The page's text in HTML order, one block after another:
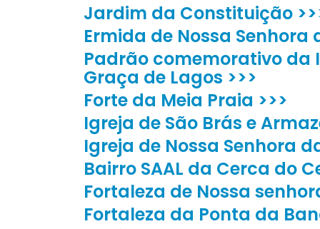
Jardim da Constituição
Ermida de Nossa Senhora
Padrão comemorativo da
Graça de Lagos >>>
Forte da Meia Praia >>>
Igreja de São Brás e
Igreja de Nossa Senhora
Bairro SAAL da Cerca do
Fortaleza de Nossa
Fortaleza da Ponta da